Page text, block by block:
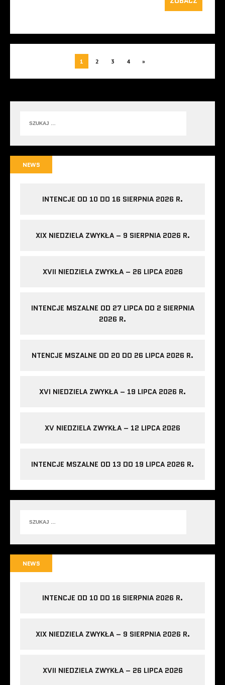
1 2 3 4 »
NEWS
INTENCJE OD 10 DO 16 SIERPNIA 2026 R.
XIX NIEDZIELA ZWYKŁA – 9 SIERPNIA 2026 R.
XVII NIEDZIELA ZWYKŁA – 26 LIPCA 2026
INTENCJE MSZALNE OD 27 LIPCA DO 2 SIERPNIA
2026 R.
NTENCJE MSZALNE OD 20 DO 26 LIPCA 2026 R.
XVI NIEDZIELA ZWYKŁA – 19 LIPCA 2026 R.
XV NIEDZIELA ZWYKŁA – 12 LIPCA 2026
INTENCJE MSZALNE OD 13 DO 19 LIPCA 2026 R.
NEWS
INTENCJE OD 10 DO 16 SIERPNIA 2026 R.
XIX NIEDZIELA ZWYKŁA – 9 SIERPNIA 2026 R.
XVII NIEDZIELA ZWYKŁA – 26 LIPCA 2026